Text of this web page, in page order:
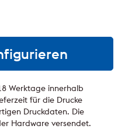
Werktage innerhalb
für die Drucke
Druckdaten. Die
Hardware versendet.